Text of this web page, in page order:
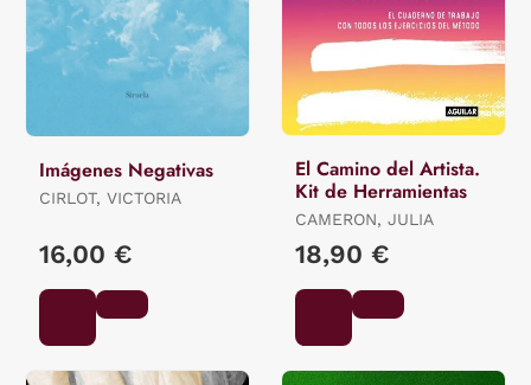
Imágenes Negativas
CIRLOT, VICTORIA
16,00 €
El Camino del Artista.
Kit de Herramientas
CAMERON, JULIA
18,90 €